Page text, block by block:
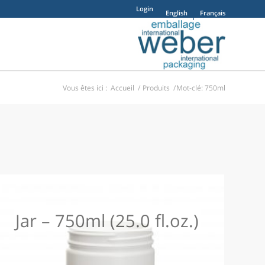
Login English Français
Vous êtes ici : Accueil / Produits /Mot-clé: 750ml
Jar – 750ml (25.0 fl.oz.)